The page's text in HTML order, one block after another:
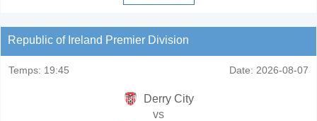
Republic of Ireland Premier Division
Temps: 19:45 Date: 2026-08-07
Derry City
vs